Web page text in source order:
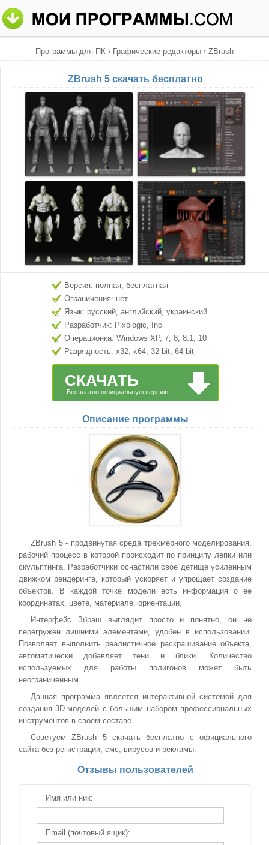
Программы для ПК › Графические редакторы › ZBrush
ZBrush 5 скачать бесплатно
Версия: полная, бесплатная
Ограничения: нет
Язык: русский, английский, украинский
Разработчик: Pixologic, Inc
Операционка: Windows XP, 7, 8, 8.1, 10
Разрядность: x32, x64, 32 bit, 64 bit
СКАЧАТЬ
Бесплатно официальную версию
Описание программы
ZBrush 5 - продвинутая среда трехмерного моделирования,
рабочий процесс в которой происходит по принципу лепки или
скульптинга. Разработчики оснастили свое детище усиленным
движком рендеринга, который ускоряет и упрощает создание
объектов. В каждой точке модели есть информация о ее
координатах, цвете, материале, ориентации.
Интерфейс Збраш выглядит просто и понятно, он не
перегружен лишними элементами, удобен в использовании.
Позволяет выполнить реалистичное раскрашивание объекта,
автоматически добавляет тени и блики. Количество
используемых для работы полигонов может быть
неограниченным.
Данная программа является интерактивной системой для
создания 3D-моделей с большим набором профессиональных
инструментов в своем составе.
Советуем ZBrush 5 скачать бесплатно с официального
сайта без регистрации, смс, вирусов и рекламы.
Отзывы пользователей
Имя или ник:
Email (почтовый ящик):